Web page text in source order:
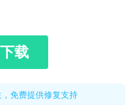
载
免费提供修复支持